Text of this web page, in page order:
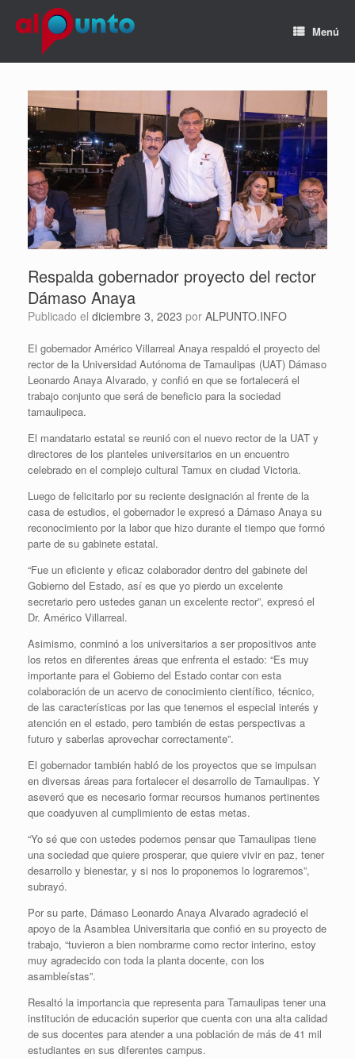
Menú
Respalda gobernador proyecto del rector
Dámaso Anaya
Publicado el diciembre 3, 2023 por ALPUNTO.INFO
El gobernador Américo Villarreal Anaya respaldó el proyecto del
rector de la Universidad Autónoma de Tamaulipas (UAT) Dámaso
Leonardo Anaya Alvarado, y confió en que se fortalecerá el
trabajo conjunto que será de beneficio para la sociedad
tamaulipeca.
El mandatario estatal se reunió con el nuevo rector de la UAT y
directores de los planteles universitarios en un encuentro
celebrado en el complejo cultural Tamux en ciudad Victoria.
Luego de felicitarlo por su reciente designación al frente de la
casa de estudios, el gobernador le expresó a Dámaso Anaya su
reconocimiento por la labor que hizo durante el tiempo que formó
parte de su gabinete estatal.
“Fue un eficiente y eficaz colaborador dentro del gabinete del
Gobierno del Estado, así es que yo pierdo un excelente
secretario pero ustedes ganan un excelente rector”, expresó el
Dr. Américo Villarreal.
Asimismo, conminó a los universitarios a ser propositivos ante
los retos en diferentes áreas que enfrenta el estado: “Es muy
importante para el Gobierno del Estado contar con esta
colaboración de un acervo de conocimiento científico, técnico,
de las características por las que tenemos el especial interés y
atención en el estado, pero también de estas perspectivas a
futuro y saberlas aprovechar correctamente”.
El gobernador también habló de los proyectos que se impulsan
en diversas áreas para fortalecer el desarrollo de Tamaulipas. Y
aseveró que es necesario formar recursos humanos pertinentes
que coadyuven al cumplimiento de estas metas.
“Yo sé que con ustedes podemos pensar que Tamaulipas tiene
una sociedad que quiere prosperar, que quiere vivir en paz, tener
desarrollo y bienestar, y si nos lo proponemos lo lograremos”,
subrayó.
Por su parte, Dámaso Leonardo Anaya Alvarado agradeció el
apoyo de la Asamblea Universitaria que confió en su proyecto de
trabajo, “tuvieron a bien nombrarme como rector interino, estoy
muy agradecido con toda la planta docente, con los
asambleístas”.
Resaltó la importancia que representa para Tamaulipas tener una
institución de educación superior que cuenta con una alta calidad
de sus docentes para atender a una población de más de 41 mil
estudiantes en sus diferentes campus.